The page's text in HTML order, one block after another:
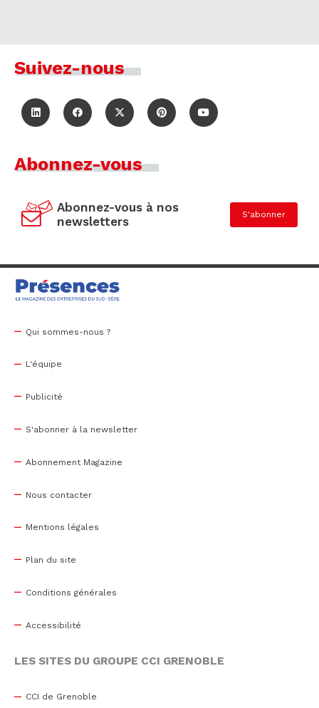
Suivez-nous
Abonnez-vous
Abonnez-vous à nos
newsletters
S'abonner
Qui sommes-nous ?
L'équipe
Publicité
S'abonner à la newsletter
Abonnement Magazine
Nous contacter
Mentions légales
Plan du site
Conditions générales
Accessibilité
LES SITES DU GROUPE CCI GRENOBLE
CCI de Grenoble